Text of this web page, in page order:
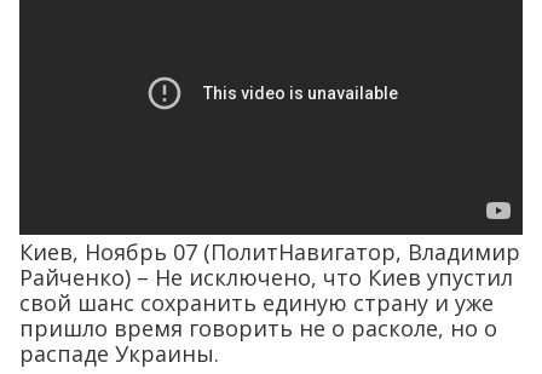
Киев, Ноябрь 07 (ПолитНавигатор, Владимир
Райченко) – Не исключено, что Киев упустил
свой шанс сохранить единую страну и уже
пришло время говорить не о расколе, но о
распаде Украины.